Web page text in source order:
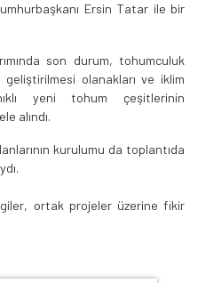
Ersin Tatar ile bir
son durum, tohumculuk
olanakları ve iklim
yeni tohum çeşitlerinin
alındı.
kurulumu da toplantıda
ortak projeler üzerine fikir